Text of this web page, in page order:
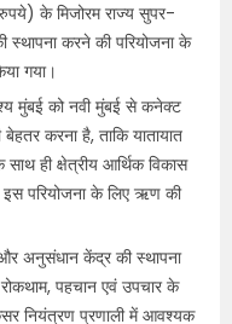
के मिजोरम राज्य सुपर-
करने की परियोजना के
गया।
मुंबई को नवी मुंबई से कनेक्‍ट
करना है, ताकि यातायात
ही क्षेत्रीय आर्थिक विकास
परियोजना के लिए ऋण की
अनुसंधान केंद्र की स्थापना
पहचान एवं उपचार के
नियंत्रण प्रणाली में आवश्‍यक